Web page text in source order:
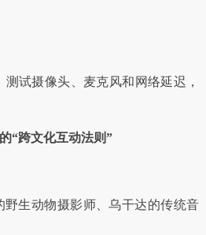
试摄像头、麦克风和网络延迟，
“跨文化互动法则”
生动物摄影师、乌干达的传统音